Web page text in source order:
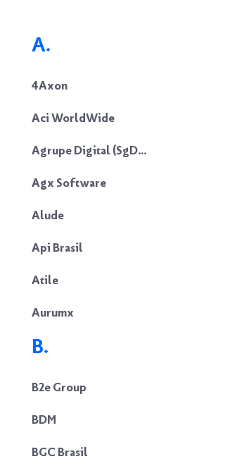
A.
4Axon
Aci WorldWide
Agrupe Digital (SgDesp)
Agx Software
Alude
Api Brasil
Atile
Aurumx
B.
B2e Group
BDM
BGC Brasil